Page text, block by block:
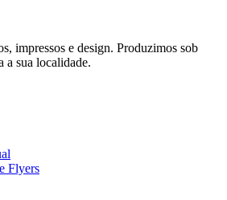
impressos e design. Produzimos sob
a sua localidade.
Flyers